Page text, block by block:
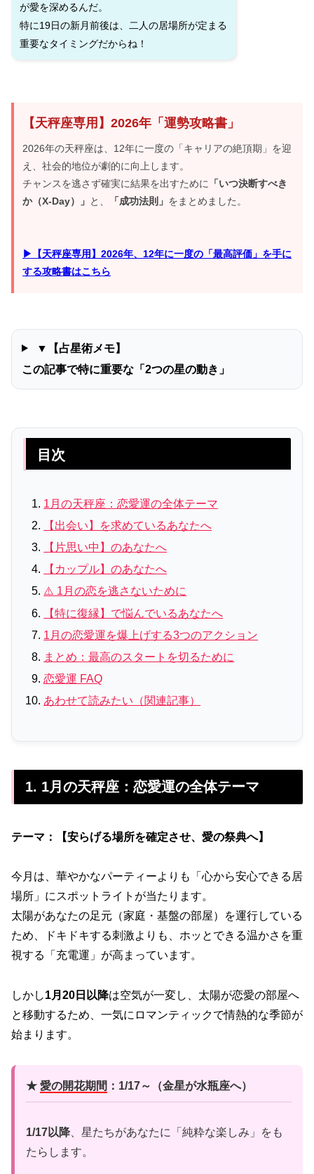
が愛を深めるんだ。
特に19日の新月前後は、二人の居場所が定まる
重要なタイミングだからね！
【天秤座専用】2026年「運勢攻略書」
2026年の天秤座は、12年に一度の「キャリアの絶頂期」を迎
え、社会的地位が劇的に向上します。
チャンスを逃さず確実に結果を出すために
「いつ決断すべき
か（X-Day）」 と、 「成功法則」 をまとめました。
▶【天秤座専用】2026年、12年に一度の「最高評価」を手に
する攻略書はこちら
▼【占星術メモ】
この記事で特に重要な「2つの星の動き」
目次
1月の天秤座：恋愛運の全体テーマ
【出会い】を求めているあなたへ
【片思い中】のあなたへ
【カップル】のあなたへ
⚠️ 1月の恋を逃さないために
【特に復縁】で悩んでいるあなたへ
1月の恋愛運を爆上げする3つのアクション
まとめ：最高のスタートを切るために
恋愛運 FAQ
あわせて読みたい（関連記事）
1. 1月の天秤座：恋愛運の全体テーマ
テーマ：【安らげる場所を確定させ、愛の祭典へ】
今月は、華やかなパーティーよりも「心から安心できる居
場所」にスポットライトが当たります。
太陽があなたの足元（家庭・基盤の部屋）を運行している
ため、ドキドキする刺激よりも、ホッとできる温かさを重
視する「充電運」が高まっています。
しかし1月20日以降は空気が一変し、太陽が恋愛の部屋へ
と移動するため、一気にロマンティックで情熱的な季節が
始まります。
★ 愛の開花期間 ：1/17～（金星が水瓶座へ）
1/17以降 、星たちがあなたに「純粋な楽しみ」をも
たらします。